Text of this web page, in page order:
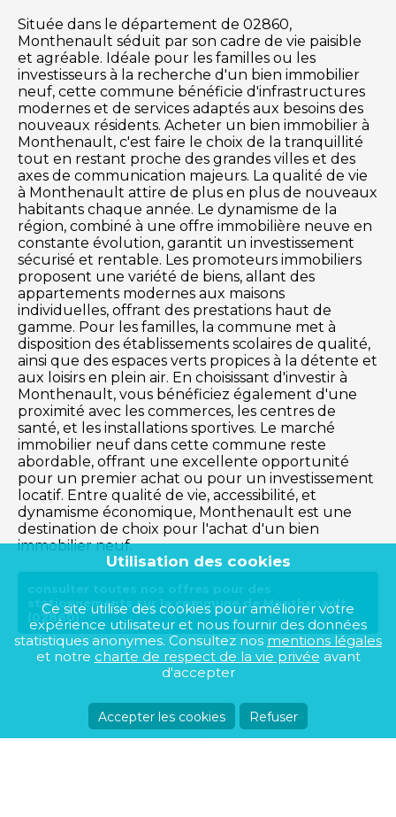
Située dans le département de 02860,
Monthenault séduit par son cadre de vie paisible
et agréable. Idéale pour les familles ou les
investisseurs à la recherche d'un bien immobilier
neuf, cette commune bénéficie d'infrastructures
modernes et de services adaptés aux besoins des
nouveaux résidents. Acheter un bien immobilier à
Monthenault, c'est faire le choix de la tranquillité
tout en restant proche des grandes villes et des
axes de communication majeurs. La qualité de vie
à Monthenault attire de plus en plus de nouveaux
habitants chaque année. Le dynamisme de la
région, combiné à une offre immobilière neuve en
constante évolution, garantit un investissement
sécurisé et rentable. Les promoteurs immobiliers
proposent une variété de biens, allant des
appartements modernes aux maisons
individuelles, offrant des prestations haut de
gamme. Pour les familles, la commune met à
disposition des établissements scolaires de qualité,
ainsi que des espaces verts propices à la détente et
aux loisirs en plein air. En choisissant d'investir à
Monthenault, vous bénéficiez également d'une
proximité avec les commerces, les centres de
santé, et les installations sportives. Le marché
immobilier neuf dans cette commune reste
abordable, offrant une excellente opportunité
pour un premier achat ou pour un investissement
locatif. Entre qualité de vie, accessibilité, et
dynamisme économique, Monthenault est une
destination de choix pour l'achat d'un bien
immobilier neuf.
consulter toutes nos offres pour des
stationnements sur la commune de Monthenault
(02860)
Utilisation des cookies
Ce site utilise des cookies pour améliorer votre
expérience utilisateur et nous fournir des données
statistiques anonymes. Consultez nos mentions légales
et notre charte de respect de la vie privée avant
d'accepter
Accepter les cookies Refuser